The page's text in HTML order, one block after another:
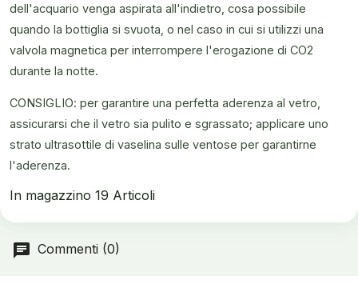
dell'acquario venga aspirata all'indietro, cosa possibile
quando la bottiglia si svuota, o nel caso in cui si utilizzi una
valvola magnetica per interrompere l'erogazione di CO2
durante la notte.
CONSIGLIO: per garantire una perfetta aderenza al vetro,
assicurarsi che il vetro sia pulito e sgrassato; applicare uno
strato ultrasottile di vaselina sulle ventose per garantirne
l'aderenza.
In magazzino 19 Articoli
Commenti (0)